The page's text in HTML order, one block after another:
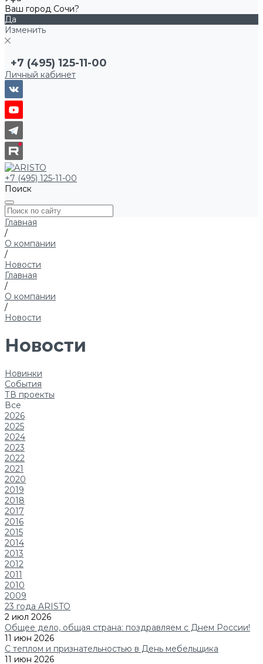
Ваш город Сочи?
Да
Изменить
+7 (495) 125-11-00
Личный кабинет
+7 (495) 125-11-00
Поиск
Главная
/
О компании
/
Новости
Главная
/
О компании
/
Новости
Новости
Новинки
События
ТВ проекты
Все
2026
2025
2024
2023
2022
2021
2020
2019
2018
2017
2016
2015
2014
2013
2012
2011
2010
2009
23 года ARISTO
2 июл 2026
Общее дело, общая страна: поздравляем с Днем России!
11 июн 2026
C теплом и признательностью в День мебельщика
11 июн 2026